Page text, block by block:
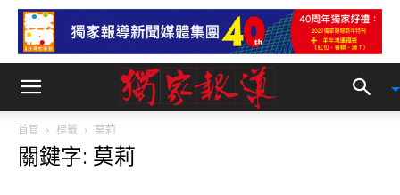
首頁 標籤 莫莉
關鍵字: 莫莉